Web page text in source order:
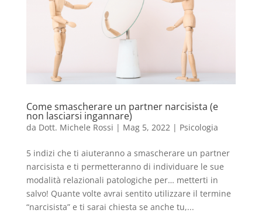
Come smascherare un partner narcisista (e
non lasciarsi ingannare)
da Dott. Michele Rossi | Mag 5, 2022 | Psicologia
5 indizi che ti aiuteranno a smascherare un partner
narcisista e ti permetteranno di individuare le sue
modalità relazionali patologiche per… metterti in
salvo! Quante volte avrai sentito utilizzare il termine
“narcisista” e ti sarai chiesta se anche tu,...